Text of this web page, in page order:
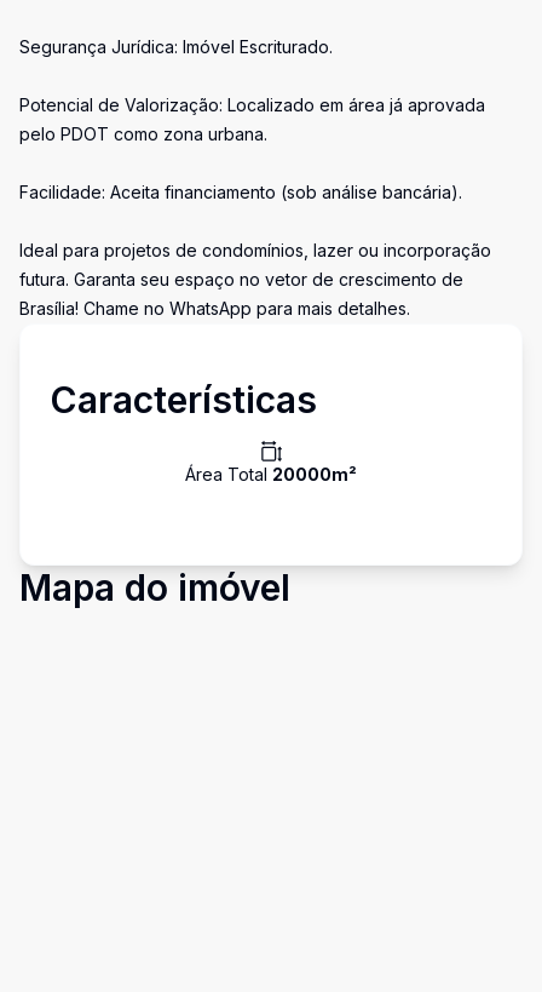
Segurança Jurídica: Imóvel Escriturado.
Potencial de Valorização: Localizado em área já aprovada
pelo PDOT como zona urbana.
Facilidade: Aceita financiamento (sob análise bancária).
Ideal para projetos de condomínios, lazer ou incorporação
futura. Garanta seu espaço no vetor de crescimento de
Brasília! Chame no WhatsApp para mais detalhes.
Características
Área Total 20000m²
Mapa do imóvel